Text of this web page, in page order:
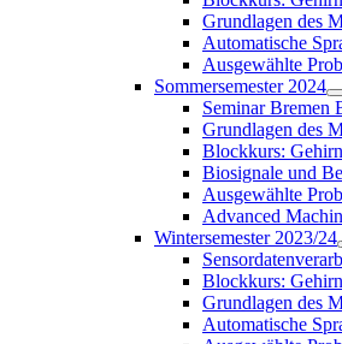
Grundlagen des
Automatische
Ausgewählte
Sommersemester 2024
Seminar Bremen
Grundlagen des
Blockkurs:
Biosignale und
Ausgewählte
Advanced
Wintersemester 2023/24
Blockkurs:
Grundlagen des
Automatische